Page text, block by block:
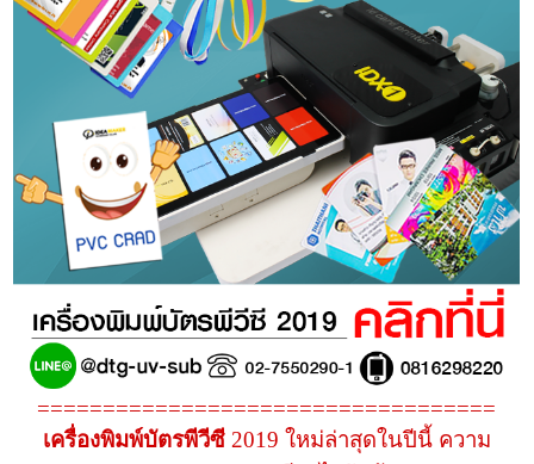
===================================
เครื่องพิมพ์บัตรพีวีซี 2019 ใหม่ล่าสุดในปีนี้ ความ